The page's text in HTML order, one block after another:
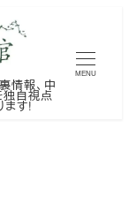
情報、中
独自視点
ます!
MENU